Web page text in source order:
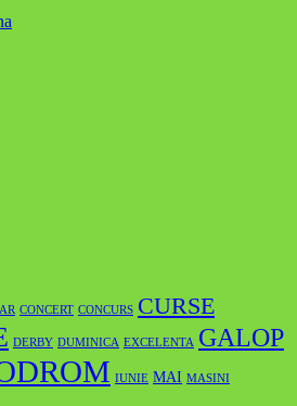
CONCERT CONCURS CURSE
DERBY DUMINICA EXCELENTA GALOP
IUNIE MAI MASINI